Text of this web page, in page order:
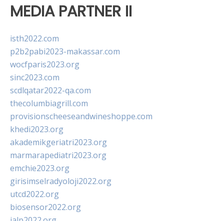
MEDIA PARTNER II
isth2022.com
p2b2pabi2023-makassar.com
wocfparis2023.org
sinc2023.com
scdlqatar2022-qa.com
thecolumbiagrill.com
provisionscheeseandwineshoppe.com
khedi2023.org
akademikgeriatri2023.org
marmarapediatri2023.org
emchie2023.org
girisimselradyoloji2022.org
utcd2022.org
biosensor2022.org